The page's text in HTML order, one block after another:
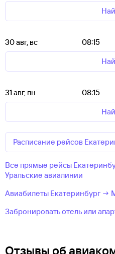
30 авг, вс 08:15
31 авг, пн 08:15
Расписание рейсов
Все прямые рейсы
Уральские авиалинии
Авиабилеты Екатеринбург →
Забронировать отель или
Отзывы об